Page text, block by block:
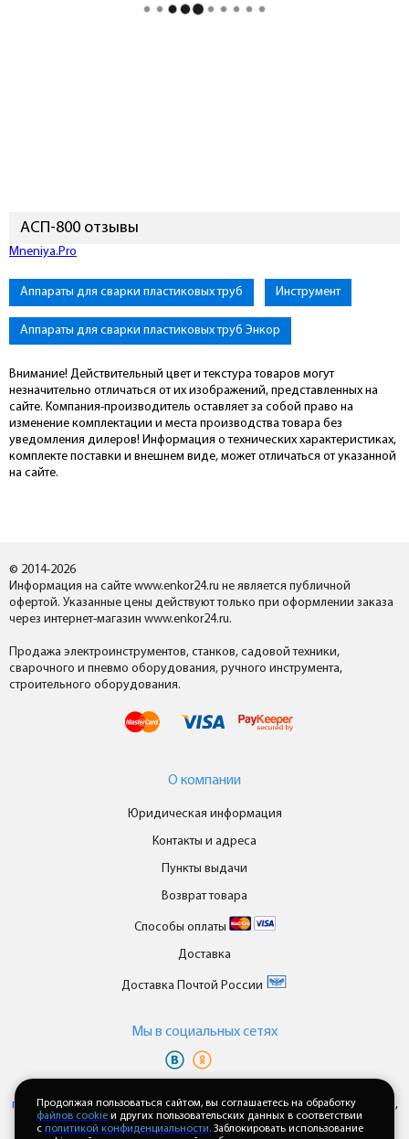
АСП-800 отзывы
Mneniya.Pro
Аппараты для сварки пластиковых труб Инструмент
Аппараты для сварки пластиковых труб Энкор
Внимание! Действительный цвет и текстура товаров могут
незначительно отличаться от их изображений, представленных на
сайте. Компания-производитель оставляет за собой право на
изменение комплектации и места производства товара без
уведомления дилеров! Информация о технических характеристиках,
комплекте поставки и внешнем виде, может отличаться от указанной
на сайте.
© 2014-2026
Информация на сайте www.enkor24.ru не является публичной
офертой. Указанные цены действуют только при оформлении заказа
через интернет-магазин www.enkor24.ru.
Продажа электроинструментов, станков, садовой техники,
сварочного и пневмо оборудования, ручного инструмента,
строительного оборудования.
О компании
Юридическая информация
Контакты и адреса
Пункты выдачи
Возврат товара
Способы оплаты
Доставка
Доставка Почтой России
Мы в cоциальных сетях
персональных данныхипользовательского соглашениякаждый раз,
когда оставляете свои данные в любой форме обратной связи на
Продолжая пользоваться сайтом, вы соглашаетесь на обработку
файлов cookie и других пользовательских данных в соответствии
с политикой конфиденциальности. Заблокировать использование